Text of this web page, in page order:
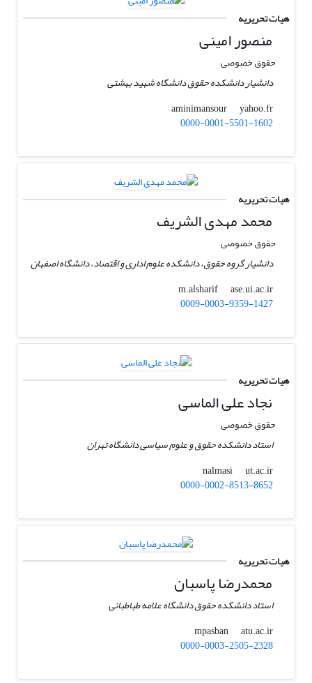
هیات تحریریه
منصور امینی
حقوق خصوصی
دانشیار دانشکده حقوق دانشگاه شهید بهشتی
aminimansour
yahoo.fr
0000-0001-5501-1602
هیات تحریریه
محمد مهدی الشریف
حقوق خصوصی
دانشیار گروه حقوق، دانشکده علوم اداری و اقتصاد، دانشگاه اصفهان
m.alsharif
ase.ui.ac.ir
0009-0003-9359-1427
هیات تحریریه
نجاد علی الماسی
حقوق خصوصی
استاد دانشکده حقوق و علوم سیاسی دانشگاه تهران
nalmasi
ut.ac.ir
0000-0002-8513-8652
هیات تحریریه
محمدرضا پاسبان
استاد دانشکده حقوق دانشگاه علامه طباطبائی
mpasban
atu.ac.ir
0000-0003-2505-2328